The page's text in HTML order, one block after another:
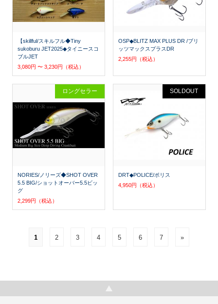
【skillful/スキルフル◆Tiny
sukoburu JET2025◆タイニースコ
ブルJET
3,080円 〜 3,230円（税込）
OSP◆BLITZ MAX PLUS DR /ブリ
ッツマックスプラスDR
2,255円（税込）
NORIES/ノリーズ◆SHOT OVER
5.5 BIG/ショットオーバー5.5ビッ
グ
2,299円（税込）
ロングセラー
DRT◆POLICE/ポリス
4,950円（税込）
SOLDOUT
1 2 3 4 5 6 7 »